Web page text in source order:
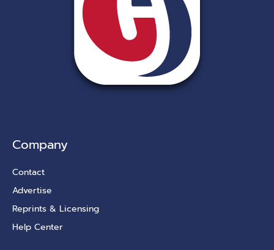
Company
Contact
Advertise
Reprints & Licensing
Help Center